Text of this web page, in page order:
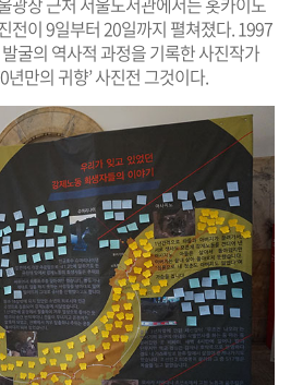
전이 9일부터 20일까지 펼쳐졌다. 1997
굴의 역사적 과정을 기록한 사진작가
년만의 귀향’ 사진전 그것이다.